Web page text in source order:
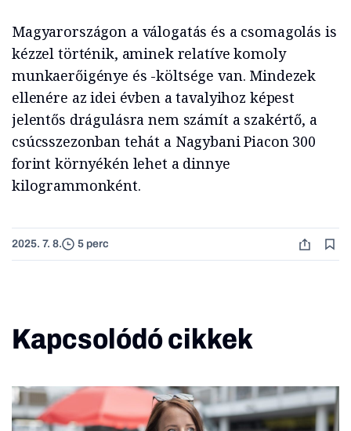
Magyarországon a válogatás és a csomagolás is
kézzel történik, aminek relatíve komoly
munkaerőigénye és -költsége van. Mindezek
ellenére az idei évben a tavalyihoz képest
jelentős drágulásra nem számít a szakértő, a
csúcsszezonban tehát a Nagybani Piacon 300
forint környékén lehet a dinnye
kilogrammonként.
2025. 7. 8. 5 perc
Kapcsolódó cikkek